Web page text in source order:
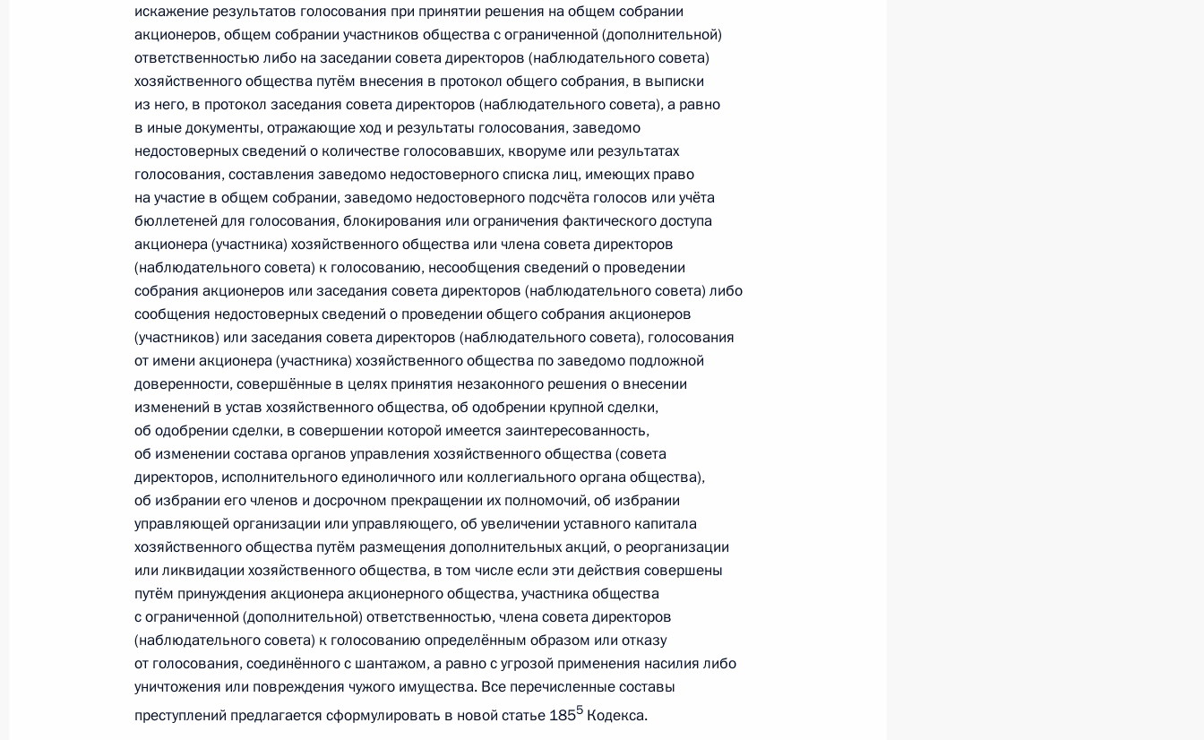
6 апреля 2010 года, вторник
Дмитрий Медведев прибыл с официальным визитом в Словакию
6 апреля 2010 года, 22:30 Братислава
10
Дмитрий Медведев встретился с главой фракции КПРФ
в Государственной Думе Геннадием Зюгановым
6 апреля 2010 года, 19:00 Москва, Кремль
Соболезнования в связи с кончиной лётчика-космонавта
Виталия Севастьянова
Рабочая встреча с Председателем Правительства Республики
Хакасия Виктором Зиминым
6 апреля 2010 года, 17:30 Москва, Кремль
Рабочая встреча с Заместителем Председателя Правительства –
Министром финансов Алексеем Кудриным
6 апреля 2010 года, 16:00 Москва, Кремль
искажение результатов голосования при принятии решения на общем собрании
акционеров, общем собрании участников общества с ограниченной (дополнительной)
ответственностью либо на заседании совета директоров (наблюдательного совета)
хозяйственного общества путём внесения в протокол общего собрания, в выписки
из него, в протокол заседания совета директоров (наблюдательного совета), а равно
в иные документы, отражающие ход и результаты голосования, заведомо
недостоверных сведений о количестве голосовавших, кворуме или результатах
голосования, составления заведомо недостоверного списка лиц, имеющих право
на участие в общем собрании, заведомо недостоверного подсчёта голосов или учёта
бюллетеней для голосования, блокирования или ограничения фактического доступа
акционера (участника) хозяйственного общества или члена совета директоров
(наблюдательного совета) к голосованию, несообщения сведений о проведении
собрания акционеров или заседания совета директоров (наблюдательного совета) либо
сообщения недостоверных сведений о проведении общего собрания акционеров
(участников) или заседания совета директоров (наблюдательного совета), голосования
от имени акционера (участника) хозяйственного общества по заведомо подложной
доверенности, совершённые в целях принятия незаконного решения о внесении
изменений в устав хозяйственного общества, об одобрении крупной сделки,
об одобрении сделки, в совершении которой имеется заинтересованность,
об изменении состава органов управления хозяйственного общества (совета
директоров, исполнительного единоличного или коллегиального органа общества),
об избрании его членов и досрочном прекращении их полномочий, об избрании
управляющей организации или управляющего, об увеличении уставного капитала
хозяйственного общества путём размещения дополнительных акций, о реорганизации
или ликвидации хозяйственного общества, в том числе если эти действия совершены
путём принуждения акционера акционерного общества, участника общества
с ограниченной (дополнительной) ответственностью, члена совета директоров
(наблюдательного совета) к голосованию определённым образом или отказу
от голосования, соединённого с шантажом, а равно с угрозой применения насилия либо
уничтожения или повреждения чужого имущества. Все перечисленные составы
преступлений предлагается сформулировать в новой статье 1855 Кодекса.